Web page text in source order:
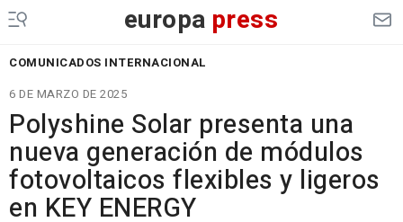
europa press
COMUNICADOS INTERNACIONAL
6 DE MARZO DE 2025
Polyshine Solar presenta una
nueva generación de módulos
fotovoltaicos flexibles y ligeros
en KEY ENERGY